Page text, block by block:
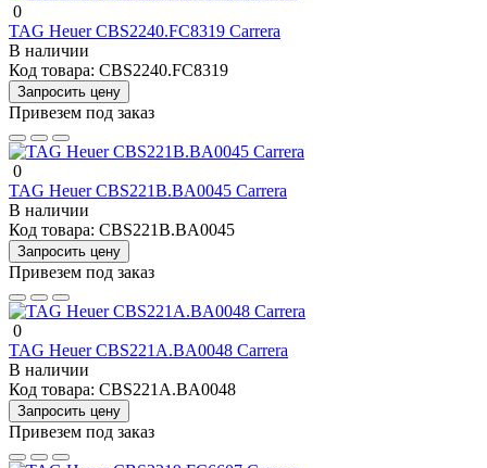
0
TAG Heuer CBS2240.FC8319 Carrera
В наличии
Код товара: CBS2240.FC8319
Запросить цену
Привезем под заказ
0
TAG Heuer CBS221B.BA0045 Carrera
В наличии
Код товара: CBS221B.BA0045
Запросить цену
Привезем под заказ
0
TAG Heuer CBS221A.BA0048 Carrera
В наличии
Код товара: CBS221A.BA0048
Запросить цену
Привезем под заказ